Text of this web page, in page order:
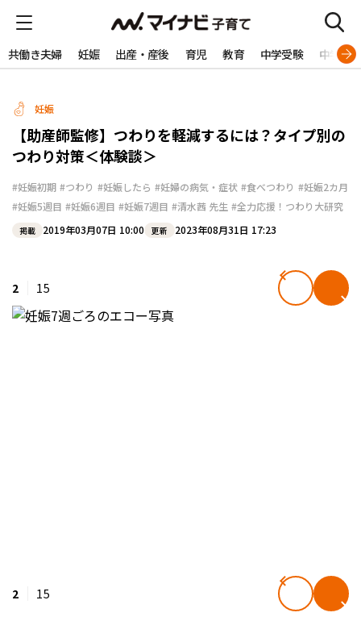
共働き夫婦 妊娠 出産・産後 育児 教育 中学受験 中学生
妊娠
【助産師監修】つわりを軽減するには？タイプ別の
つわり対策＜体験談＞
#妊娠初期 #つわり #妊娠したら #妊婦の病気・症状 #食べつわり #妊娠2カ月
#妊娠5週目 #妊娠6週目 #妊娠7週目 #清水茜 先生 #全力応援！つわり大研究
掲載 2019年03月07日 10:00 更新 2023年08月31日 17:23
2 15
2 15